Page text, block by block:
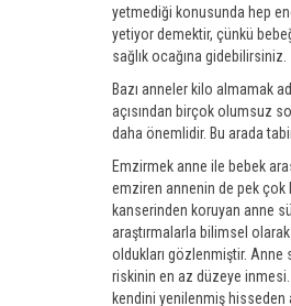
yetmediği konusunda hep
yetiyor demektir, çünkü
sağlık ocağına gidebilirsiniz.
Bazı anneler kilo almamak
açısından birçok olumsuz
daha önemlidir. Bu arada
Emzirmek anne ile bebek
emziren annenin de pek çok
kanserinden koruyan anne
araştırmalarla bilimsel
oldukları gözlenmiştir.
riskinin en az düzeye
kendini yenilenmiş hisseden